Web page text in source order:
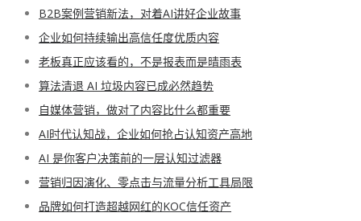
B2B案例营销新法，对着AI讲好企业故事
企业如何持续输出高信任度优质内容
老板真正应该看的，不是报表而是晴雨表
算法清退 AI 垃圾内容已成必然趋势
自媒体营销，做对了内容比什么都重要
AI时代认知战，企业如何抢占认知资产高地
AI 是你客户决策前的一层认知过滤器
营销归因演化、零点击与流量分析工具局限
品牌如何打造超越网红的KOC信任资产